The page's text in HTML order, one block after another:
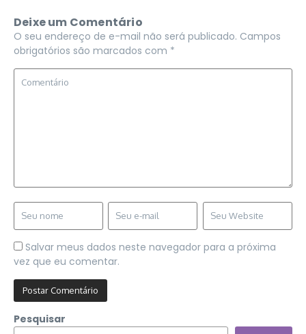
Deixe um Comentário
O seu endereço de e-mail não será publicado. Campos
obrigatórios são marcados com *
Salvar meus dados neste navegador para a próxima
vez que eu comentar.
Pesquisar